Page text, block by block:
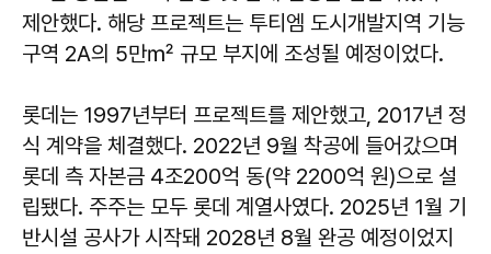
제안했다. 해당 프로젝트는 투티엠 도시개발지역 기능
구역 2A의 5만㎡ 규모 부지에 조성될 예정이었다.
롯데는 1997년부터 프로젝트를 제안했고, 2017년 정
식 계약을 체결했다. 2022년 9월 착공에 들어갔으며
롯데 측 자본금 4조200억 동(약 2200억 원)으로 설
립됐다. 주주는 모두 롯데 계열사였다. 2025년 1월 기
반시설 공사가 시작돼 2028년 8월 완공 예정이었지